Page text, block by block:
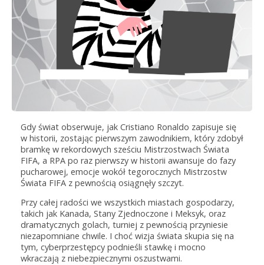
Gdy świat obserwuje, jak Cristiano Ronaldo zapisuje się
w historii, zostając pierwszym zawodnikiem, który zdobył
bramkę w rekordowych sześciu Mistrzostwach Świata
FIFA, a RPA po raz pierwszy w historii awansuje do fazy
pucharowej, emocje wokół tegorocznych Mistrzostw
Świata FIFA z pewnością osiągnęły szczyt.
Przy całej radości we wszystkich miastach gospodarzy,
takich jak Kanada, Stany Zjednoczone i Meksyk, oraz
dramatycznych golach, turniej z pewnością przyniesie
niezapomniane chwile. I choć wizja świata skupia się na
tym, cyberprzestępcy podnieśli stawkę i mocno
wkraczają z niebezpiecznymi oszustwami.